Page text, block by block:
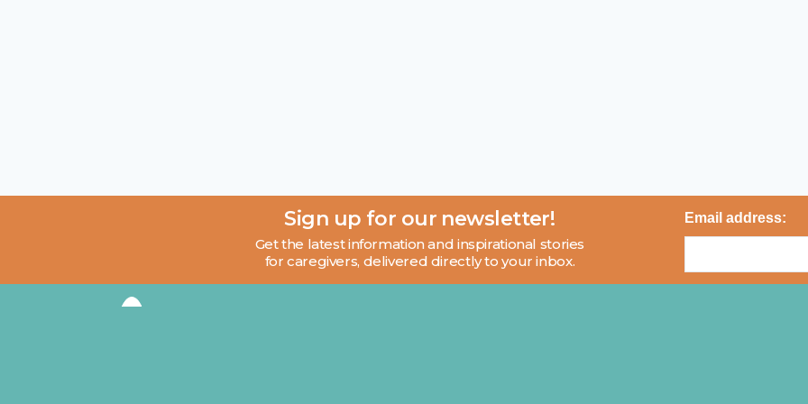
Sign up for our newsletter!
Get the latest information and inspirational stories
for caregivers, delivered directly to your inbox.
Email address: